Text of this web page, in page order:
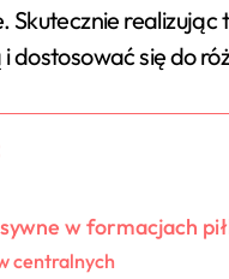
realizując
się do
w formacjach
centralnych